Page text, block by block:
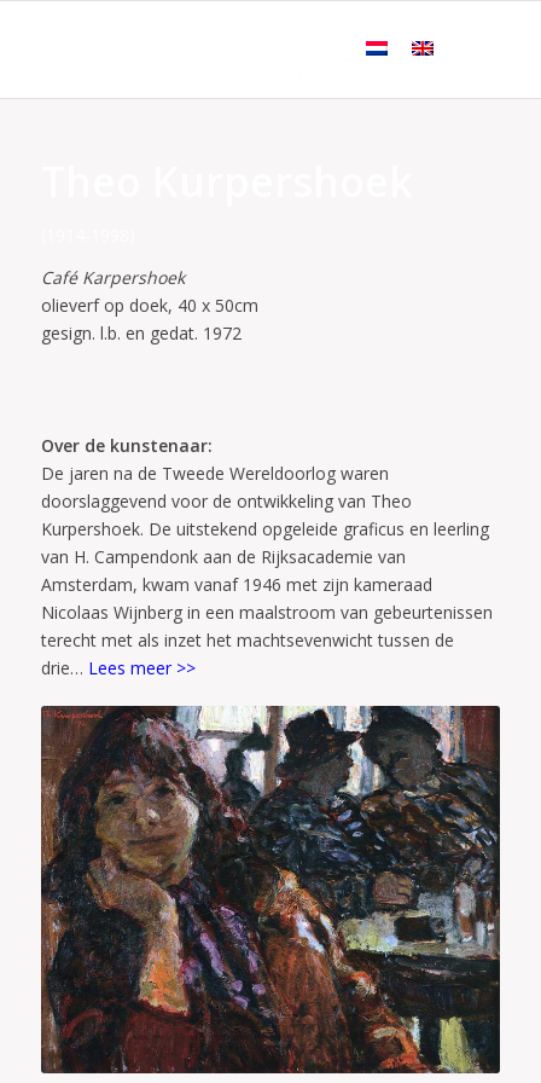
Café Karpershoek
olieverf op doek, 40 x 50cm
gesign. l.b. en gedat. 1972
Over de kunstenaar:
De jaren na de Tweede Wereldoorlog waren
doorslaggevend voor de ontwikkeling van Theo
Kurpershoek. De uitstekend opgeleide graficus en leerling
van H. Campendonk aan de Rijksacademie van
Amsterdam, kwam vanaf 1946 met zijn kameraad
Nicolaas Wijnberg in een maalstroom van gebeurtenissen
terecht met als inzet het machtsevenwicht tussen de
drie… Lees meer >>